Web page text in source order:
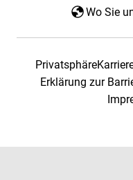
Wo Sie
Privatsphäre
Erklärung zur